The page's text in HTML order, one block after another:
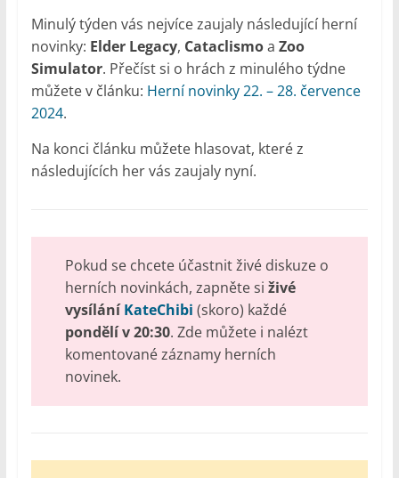
Minulý týden vás nejvíce zaujaly následující herní
novinky: Elder Legacy, Cataclismoa Zoo
Simulator. Přečíst si o hrách z minulého týdne
můžete v článku: Herní novinky 22. – 28. července
2024.
Na konci článku můžete hlasovat, které z
následujících her vás zaujaly nyní.
Pokud se chcete účastnit živé diskuze o
herních novinkách, zapněte si živé
vysílání KateChibi (skoro) každé
pondělí v 20:30. Zde můžete i nalézt
komentované záznamy herních
novinek.